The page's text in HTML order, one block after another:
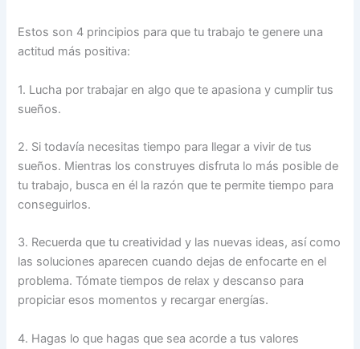
Estos son 4 principios para que tu trabajo te genere una
actitud más positiva:
1. Lucha por trabajar en algo que te apasiona y cumplir tus
sueños.
2. Si todavía necesitas tiempo para llegar a vivir de tus
sueños. Mientras los construyes disfruta lo más posible de
tu trabajo, busca en él la razón que te permite tiempo para
conseguirlos.
3. Recuerda que tu creatividad y las nuevas ideas, así como
las soluciones aparecen cuando dejas de enfocarte en el
problema. Tómate tiempos de relax y descanso para
propiciar esos momentos y recargar energías.
4. Hagas lo que hagas que sea acorde a tus valores